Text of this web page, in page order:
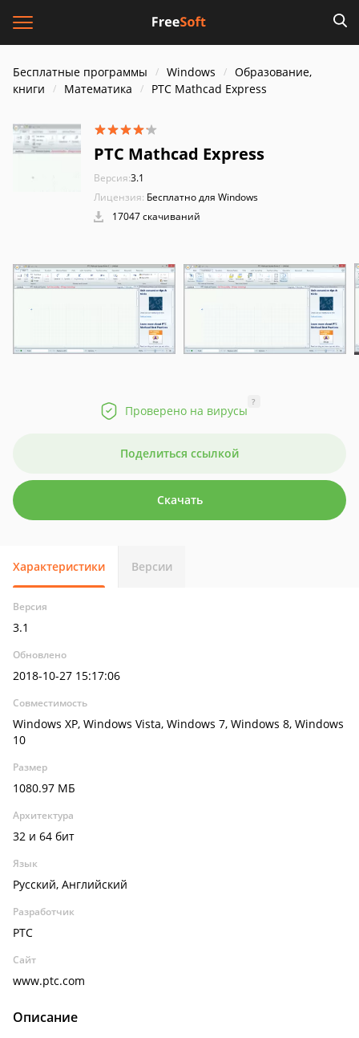
Бесплатные программы Windows
Образование,
книги
Математика PTC Mathcad Express
PTC Mathcad Express
Версия:3.1
Лицензия: Бесплатно для Windows
17047 скачиваний
Проверено на вирусы
?
Поделиться ссылкой
Скачать
Характеристики Версии
Версия
3.1
Обновлено
2018-10-27 15:17:06
Совместимость
Windows XP, Windows Vista, Windows 7, Windows 8, Windows
10
Размер
1080.97 МБ
Архитектура
32 и 64 бит
Язык
Русский, Английский
Разработчик
PTC
Сайт
www.ptc.com
Описание